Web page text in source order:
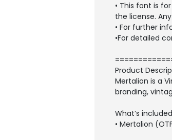
• This font is for
the license.
• For further
•For detailed
Product
Mertalion is a
branding,
What’s
• Mertalion